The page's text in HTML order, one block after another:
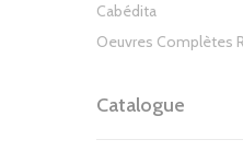
Cabédita
Oeuvres Complètes
Catalogue